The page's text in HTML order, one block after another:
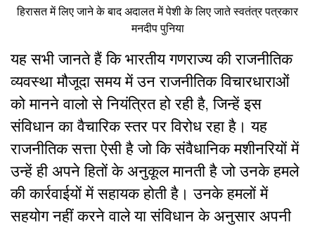
हिरासत में लिए जाने के बाद अदालत में पेशी के लिए जाते स्वतंत्र पत्रकार
मनदीप पुनिया
यह सभी जानते हैं कि भारतीय गणराज्य की राजनीतिक
व्यवस्था मौजूदा समय में उन राजनीतिक विचारधाराओं
को मानने वालो से नियंत्रित हो रही है, जिन्हें इस
संविधान का वैचारिक स्तर पर विरोध रहा है। यह
राजनीतिक सत्ता ऐसी है जो कि संवैधानिक मशीनरियों में
उन्हें ही अपने हितों के अनुकूल मानती है जो उनके हमले
की कार्रवाईयों में सहायक होती है। उनके हमलों में
सहयोग नहीं करने वाले या संविधान के अनुसार अपनी